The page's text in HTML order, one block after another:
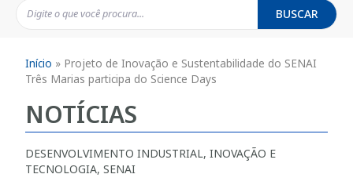
BUSCAR
Início » Projeto de Inovação e Sustentabilidade do SENAI
Três Marias participa do Science Days
NOTÍCIAS
DESENVOLVIMENTO INDUSTRIAL,INOVAÇÃO E
TECNOLOGIA,SENAI